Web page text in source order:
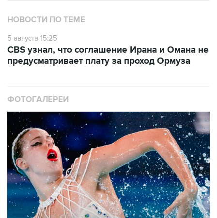
НОВОСТИ ПО ТЕМЕ
5 августа 15:25
CBS узнал, что соглашение Ирана и Омана не
предусматривает плату за проход Ормуза
ФОТОГАЛЕРЕИ